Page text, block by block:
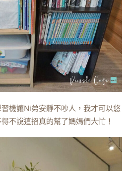
機讓Ni弟安靜不吵人，我才可以悠
不說這招真的幫了媽媽們大忙！